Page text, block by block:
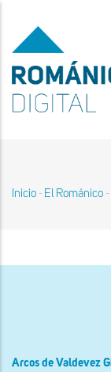
contenido
principal
Inicio - El Románico -
Arcos de Valdevez